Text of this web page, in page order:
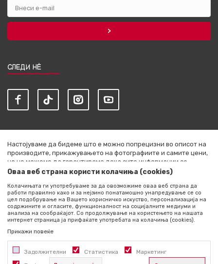
СЛЕДИ НЀ
Настојуваме да бидеме што е можно попрецизни во описот на
производите, прикажувањето на фотографиите и самите цени,
но не можеме да гарантираме дека сите информации се
комплетни и без грешки. Сите артикли прикажани на сајтот се
секој момент. Расположливоста на производите можете да ја
проверите со повик на +389 76 444 490
©2026 literatura.mk, Изработено одNB SOFT. Сите права
задржани.
Оваа веб страна користи колачиња (cookies)
Колачињата ги употребуваме за да овозможиме оваа веб страна да
работи правилно како и за нејзино понатамошно унапредување се со
цел подобрување на Вашето корисничко искуство, персонализација на
содржините и огласите, функционалност на социјалните медиуми и
анализа на сообраќајот. Со продолжување на користењето на нашата
интернет страница ја прифаќате употребата на колачиња (cookies).
Прикажи повеќе
Задолжителни Статистика Маркетинг